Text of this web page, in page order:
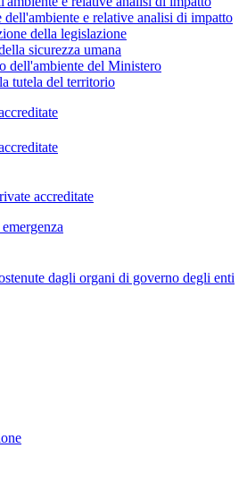
dell'ambiente e relative analisi di impatto
della legislazione
sicurezza umana
dell'ambiente del Ministero
tutela del territorio
accreditate
dagli organi di governo degli enti